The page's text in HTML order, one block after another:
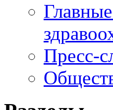
Пресс-